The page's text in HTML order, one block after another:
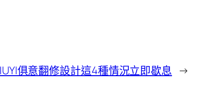
俱意翻修設計這4種情況立即歇息 →